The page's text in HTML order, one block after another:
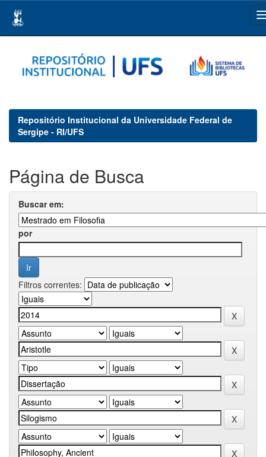
navigation
Repositório Institucional da Universidade Federal de
Sergipe - RI/UFS
Página de Busca
Buscar em:
por
Filtros correntes: